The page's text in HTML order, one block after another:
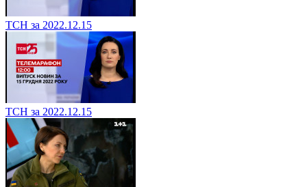
ТСН за 2022.12.15
ТСН за 2022.12.15